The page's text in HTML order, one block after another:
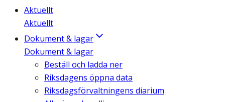
Aktuellt
Aktuellt
Dokument & lagar
Dokument & lagar
Beställ och ladda ner
Riksdagens öppna data
Riksdagsförvaltningens diarium